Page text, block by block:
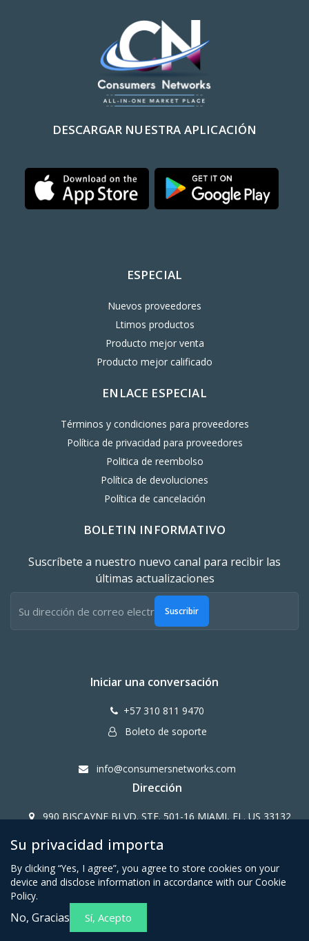
DESCARGAR NUESTRA APLICACIÓN
ESPECIAL
Nuevos proveedores
Ltimos productos
Producto mejor venta
Producto mejor calificado
ENLACE ESPECIAL
Términos y condiciones para proveedores
Política de privacidad para proveedores
Politica de reembolso
Política de devoluciones
Política de cancelación
BOLETIN INFORMATIVO
Suscríbete a nuestro nuevo canal para recibir las
últimas actualizaciones
Suscribir
Iniciar una conversación
+57 310 811 9470
Boleto de soporte
info@consumersnetworks.com
Dirección
990 BISCAYNE BLVD. STE. 501-16 MIAMI, FL. US 33132
Copy Right CONSUMERS NETWORK@2024
Términos y condiciones para
miembros afiliados
Su privacidad importa
By clicking “Yes, I agree”, you agree to store cookies on your
device and disclose information in accordance with our Cookie
Policy.
No, Gracias Sí, Acepto